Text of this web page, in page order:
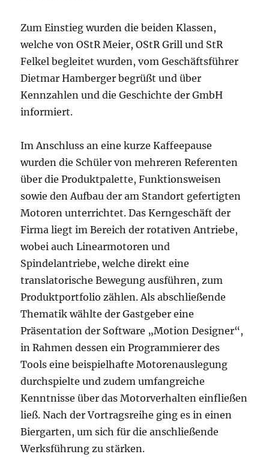
Zum Einstieg wurden die beiden Klassen,
welche von OStR Meier, OStR Grill und StR
Felkel begleitet wurden, vom Geschäftsführer
Dietmar Hamberger begrüßt und über
Kennzahlen und die Geschichte der GmbH
informiert.
Im Anschluss an eine kurze Kaffeepause
wurden die Schüler von mehreren Referenten
über die Produktpalette, Funktionsweisen
sowie den Aufbau der am Standort gefertigten
Motoren unterrichtet. Das Kerngeschäft der
Firma liegt im Bereich der rotativen Antriebe,
wobei auch Linearmotoren und
Spindelantriebe, welche direkt eine
translatorische Bewegung ausführen, zum
Produktportfolio zählen. Als abschließende
Thematik wählte der Gastgeber eine
Präsentation der Software „Motion Designer“,
in Rahmen dessen ein Programmierer des
Tools eine beispielhafte Motorenauslegung
durchspielte und zudem umfangreiche
Kenntnisse über das Motorverhalten einfließen
ließ. Nach der Vortragsreihe ging es in einen
Biergarten, um sich für die anschließende
Werksführung zu stärken.